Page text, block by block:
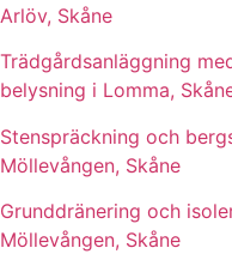
Arlöv, Skåne
Trädgårdsanläggning
belysning i Lomma,
Stenspräckning och
Möllevången, Skåne
Grunddränering och
Möllevången, Skåne